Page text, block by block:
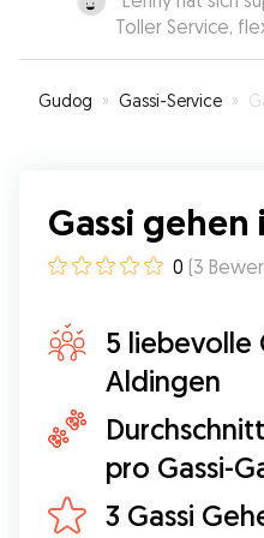
Toller Service,
Gefühl, dass
Gudog » Gassi-Service »
Gassi
0 (3
5 liebevolle
Aldingen
pro Gassi-
3 Gassi